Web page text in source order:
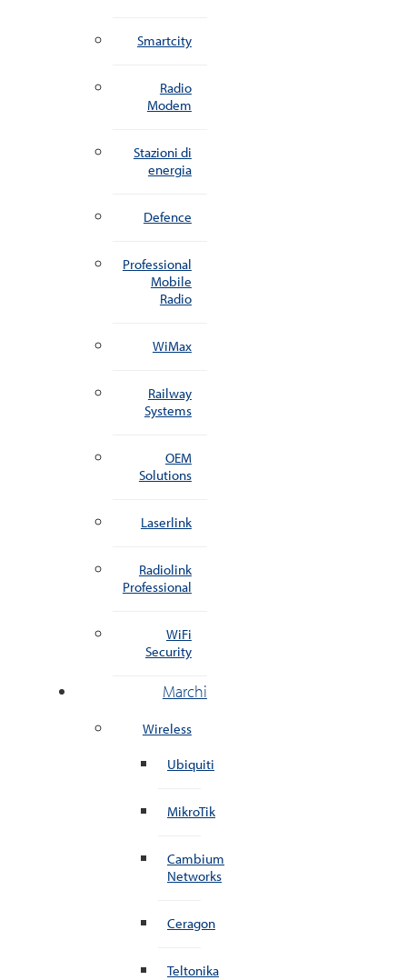
Smartcity
Radio
Modem
Stazioni di
energia
Defence
Professional
Mobile
Radio
WiMax
Railway
Systems
OEM
Solutions
Laserlink
Radiolink
Professional
WiFi
Security
Marchi
Wireless
Ubiquiti
MikroTik
Cambium
Networks
Ceragon
Teltonika